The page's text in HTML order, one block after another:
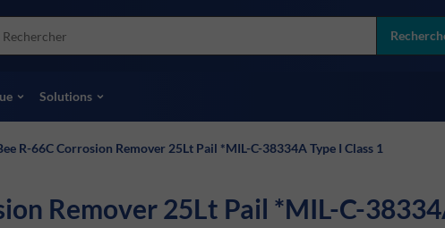
Socomore
Skydrol
Solutions
R-66C Corrosion Remover 25Lt Pail *MIL-C-38334A Type I Class 1
Remover 25Lt Pail *MIL-C-